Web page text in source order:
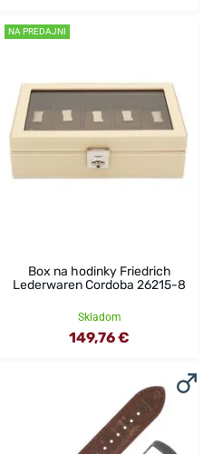
NA PREDAJNI
Box na hodinky Friedrich
Lederwaren Cordoba 26215-8
Skladom
149,76 €